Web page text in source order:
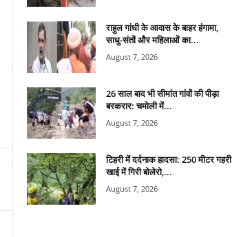
राहुल गांधी के आवास के बाहर हंगामा,
साधु-संतों और महिलाओं का...
August 7, 2026
26 साल बाद भी सीमांत गांवों की पीड़ा
बरकरार: चमोली में...
August 7, 2026
टिहरी में दर्दनाक हादसा: 250 मीटर गहरी
खाई में गिरी बोलेरो,...
August 7, 2026